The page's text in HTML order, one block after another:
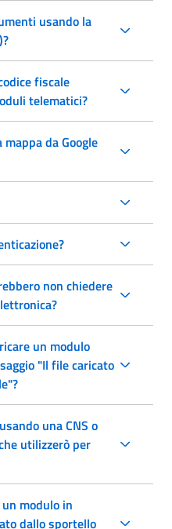
usando la
fiscale
telematici?
da Google
non chiedere
un modulo
"Il file caricato
una CNS o
utilizzerò per
modulo in
dallo sportello